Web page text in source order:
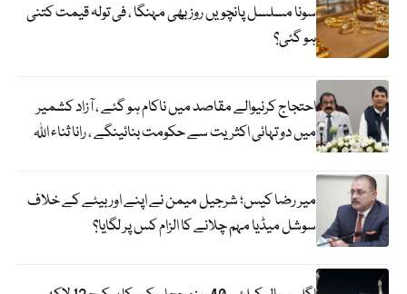
سونا مسلسل پانچویں روز بھی مہنگا ، فی تولہ قیمت کتنی
ہو گئی؟
احتجاج کرنیوالے مقاصد میں ناکام ہو گئے ، آزاد کشمیر
میں دو تہائی اکثریت سے حکومت بنائینگے ، رانا ثناء اللہ
میر رضا کیس؛ شرجیل میمن نے اپنے اور بیٹے کے خلاف
سوشل میڈیا مہم چلانے کا الزام کس پر لگایا؟